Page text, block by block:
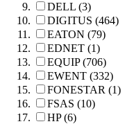
DELL (3)
DIGITUS (464)
EATON (79)
EDNET (1)
EQUIP (706)
EWENT (332)
FONESTAR (1)
FSAS (10)
HP (6)